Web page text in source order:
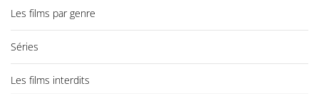
Les films par genre
Séries
Les films interdits